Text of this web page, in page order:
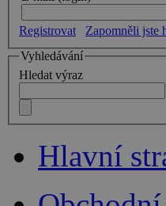
Registrovat
Zapomněli jste
Vyhledávání
Hledat výraz
Hlavní